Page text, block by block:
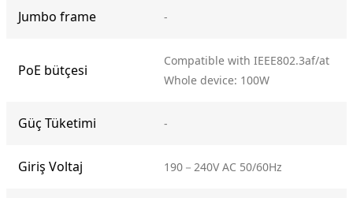
Jumbo frame -
PoE bütçesi
Compatible with IEEE802.3af/at
Whole device: 100W
Güç Tüketimi -
Giriş Voltaj 190－240V AC 50/60Hz